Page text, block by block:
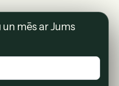
mēs ar Jums